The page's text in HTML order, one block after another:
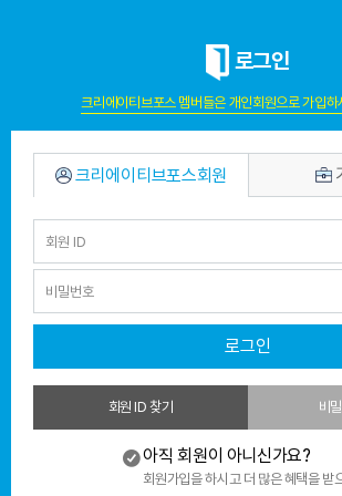
로그인
크리에이티브포스 멤버들은 개인회원으로 가입하
크리에이티브포스회원
로그인
회원 ID 찾기 비
아직 회원이 아니신가요?
회원가입을 하시고 더 많은 혜택을 받